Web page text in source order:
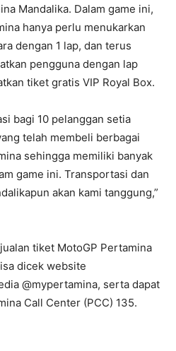
Mandalika. Dalam game ini,
hanya perlu menukarkan
dengan 1 lap, dan terus
pengguna dengan lap
tiket gratis VIP Royal Box.
bagi 10 pelanggan setia
telah membeli berbagai
sehingga memiliki banyak
game ini. Transportasi dan
akan kami tanggung,”
tiket MotoGP Pertamina
dicek website
@mypertamina, serta dapat
Call Center (PCC) 135.